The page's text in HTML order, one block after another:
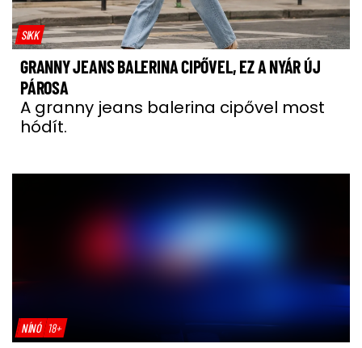
SIKK
GRANNY JEANS BALERINA CIPŐVEL, EZ A NYÁR ÚJ
PÁROSA
A granny jeans balerina cipővel most
hódít.
NÍNÓ 18+